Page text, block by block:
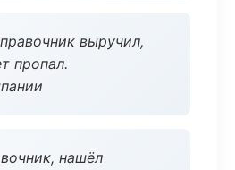
выручил,
пропал.
нашёл